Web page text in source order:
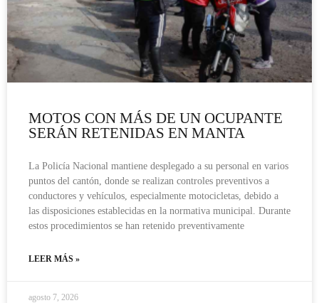
MOTOS CON MÁS DE UN OCUPANTE
SERÁN RETENIDAS EN MANTA
La Policía Nacional mantiene desplegado a su personal en varios
puntos del cantón, donde se realizan controles preventivos a
conductores y vehículos, especialmente motocicletas, debido a
las disposiciones establecidas en la normativa municipal. Durante
estos procedimientos se han retenido preventivamente
LEER MÁS »
agosto 7, 2026